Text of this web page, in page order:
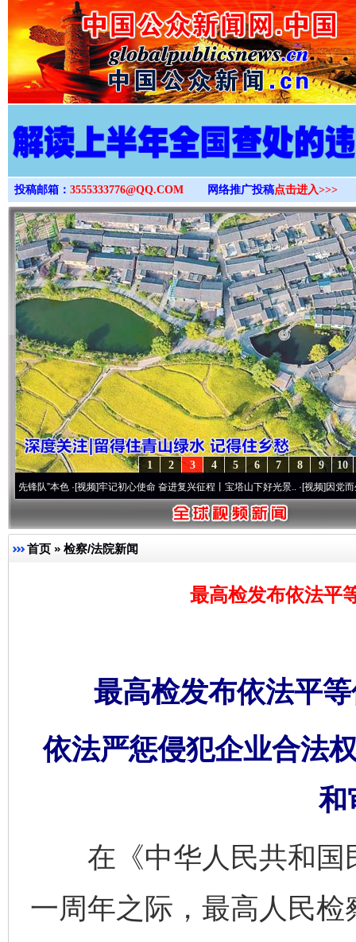
>
投稿邮箱： 3555333776@QQ.COM 网络推广投稿点击进入>>>
10
9
8
7
6
5
4
3
2
1
色·[视频]牢记初心使命 奋进复兴征程丨宝塔山下好光景..·[视频]因党而生 为党而
首页 » 检察/法院新闻
最高检发布依法平
最高检发布依法平
依法严惩侵犯企业合法
和
在《中华人民共和国
一周年之际，最高人民